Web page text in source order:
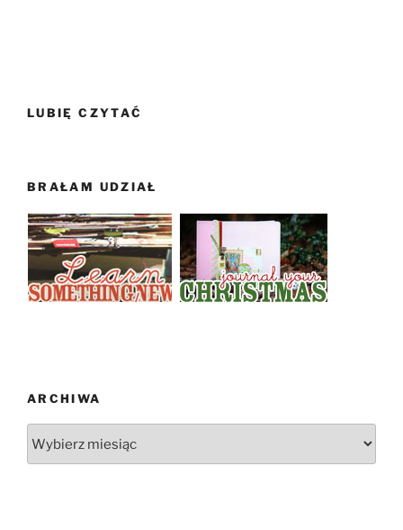
LUBIĘ CZYTAĆ
BRAŁAM UDZIAŁ
ARCHIWA